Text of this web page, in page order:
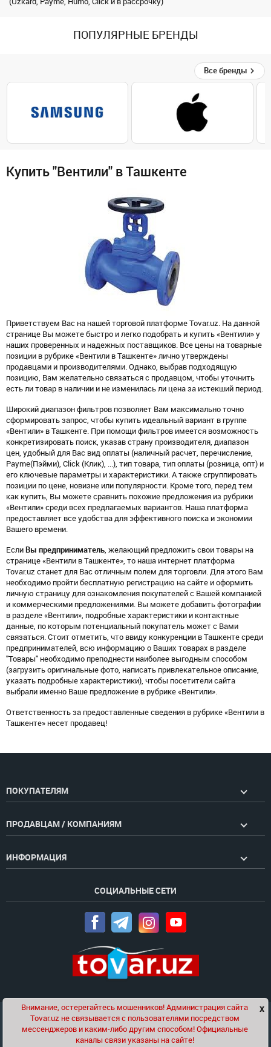
ПОПУЛЯРНЫЕ БРЕНДЫ
Все бренды
Купить "Вентили" в Ташкенте
Приветствуем Вас на нашей торговой платформе Tovar.uz. На данной
странице Вы можете быстро и легко подобрать и купить «Вентили» у
наших проверенных и надежных поставщиков. Все цены на товарные
позиции в рубрике «Вентили в Ташкенте» лично утверждены
продавцами и производителями. Однако, выбрав подходящую
позицию, Вам желательно связаться с продавцом, чтобы уточнить
есть ли товар в наличии и не изменилась ли цена за истекший период.
Широкий диапазон фильтров позволяет Вам максимально точно
сформировать запрос, чтобы купить идеальный вариант в группе
«Вентили» в Ташкенте. При помощи фильтров имеется возможность
конкретизировать поиск, указав страну производителя, диапазон
цен, удобный для Вас вид оплаты (наличный расчет, перечисление,
Payme(Пэйми), Click (Клик), ...), тип товара, тип оплаты (розница, опт) и
его ключевые параметры и характеристики. А также сгруппировать
позиции по цене, новизне или популярности. Кроме того, перед тем
как купить, Вы можете сравнить похожие предложения из рубрики
«Вентили» среди всех предлагаемых вариантов. Наша платформа
предоставляет все удобства для эффективного поиска и экономии
Вашего времени.
Если Вы предприниматель , желающий предложить свои товары на
странице «Вентили в Ташкенте», то наша интернет платформа
Tovar.uz станет для Вас отличным полем для торговли. Для этого Вам
необходимо пройти бесплатную регистрацию на сайте и оформить
личную страницу для ознакомления покупателей с Вашей компанией
и коммерческими предложениями. Вы можете добавить фотографии
в разделе «Вентили», подробные характеристики и контактные
данные, по которым потенциальный покупатель может с Вами
связаться. Стоит отметить, что ввиду конкуренции в Ташкенте среди
предпринимателей, всю информацию о Ваших товарах в разделе
"Товары" необходимо преподнести наиболее выгодным способом
(загрузить оригинальные фото, написать привлекательное описание,
указать подробные характеристики), чтобы посетители сайта
выбрали именно Ваше предложение в рубрике «Вентили».
Ответственность за предоставленные сведения в рубрике «Вентили в
Ташкенте» несет продавец!
ПОКУПАТЕЛЯМ
ПРОДАВЦАМ / КОМПАНИЯМ
ИНФОРМАЦИЯ
СОЦИАЛЬНЫЕ СЕТИ
Проект компанииGolden Pages
© 2020-2026 tovar.uz | Все права защищены
Чат x
Внимание, остерегайтесь мошенников! Администрация сайта
Tovar.uz не связывается с пользователями посредством
мессенджеров и каким-либо другим способом! Официальные
каналы связи указаны на сайте!